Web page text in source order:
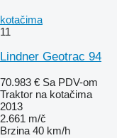
kotačima
11
Lindner Geotrac 94
70.983 € Sa PDV-om
Traktor na kotačima
2013
2.661 m/č
Brzina 40 km/h